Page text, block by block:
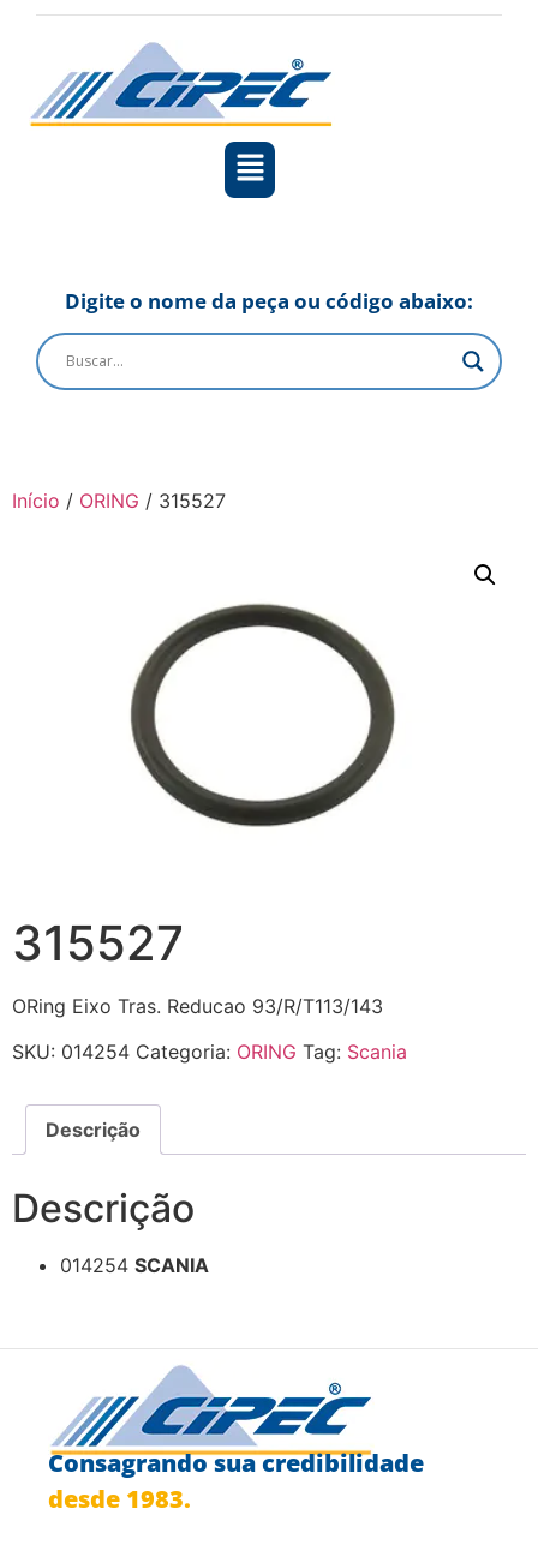
Digite o nome da peça ou código abaixo:
Início / ORING / 315527
315527
ORing Eixo Tras. Reducao 93/R/T113/143
SKU: 014254 Categoria: ORING Tag: Scania
Descrição
Descrição
014254 SCANIA
Consagrando sua credibilidade
desde 1983.